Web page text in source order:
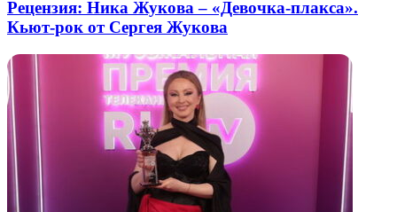
Рецензия: Ника Жукова – «Девочка-плакса».
Кьют-рок от Сергея Жукова